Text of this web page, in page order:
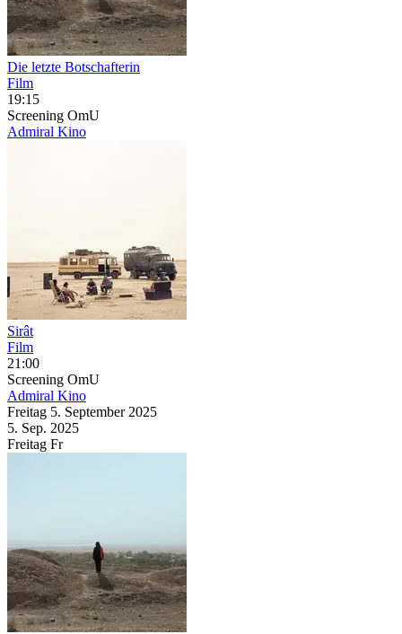
Die letzte Botschafterin
Film
19:15
Screening OmU
Admiral Kino
Sirât
Film
21:00
Screening OmU
Admiral Kino
Freitag 5. September 2025
5. Sep. 2025
Freitag Fr